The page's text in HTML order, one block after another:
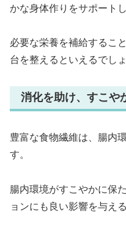
かな身体作りをサポートし
必要な栄養を補給するこ
台を整えるといえるでしょ
消化を助け、すこや
豊富な食物繊維は、腸内
す。
腸内環境がすこやかに保
ョンにも良い影響を与え